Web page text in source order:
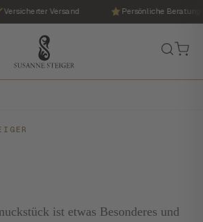
Versicherter Versand Persönliche Beratung
ist etwas Besonderes und